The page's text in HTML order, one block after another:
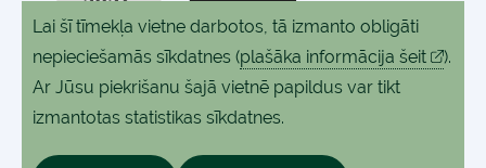
Lai šī tīmekļa vietne darbotos, tā izmanto obligāti
nepieciešamās sīkdatnes (plašāka informācija šeit
).
Ar Jūsu piekrišanu šajā vietnē papildus var tikt
izmantotas statistikas sīkdatnes.